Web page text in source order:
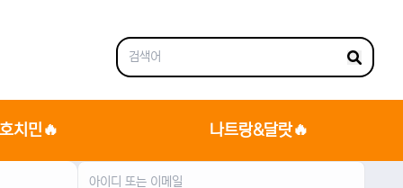
호치민🔥 나트랑&달랏🔥